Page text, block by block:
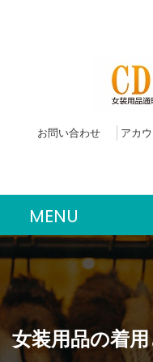
お問い合わせ アカ
女装用品の着